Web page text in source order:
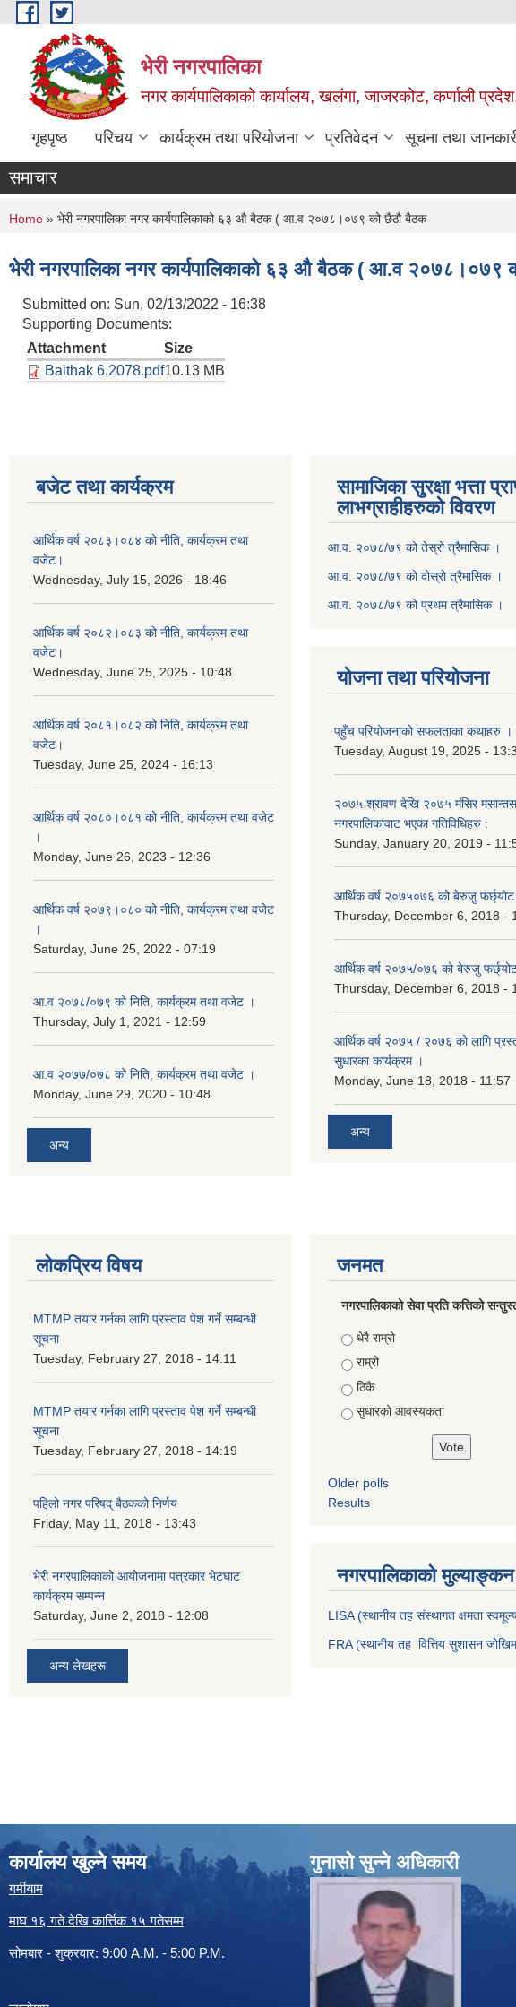
Skip to main content
भेरी नगरपालिका
नगर कार्यपालिकाको कार्यालय, खलंगा, जाजरकोट, कर्णाली
गृहपृष्ठ परिचय कार्यक्रम तथा परियोजना प्रतिवेदन सूचना तथा
समाचार
You are here
Home » भेरी नगरपालिका नगर कार्यपालिकाको ६३ औ बैठक ( आ.व २०७८।०७९ को छैठौ बैठक
भेरी नगरपालिका नगर कार्यपालिकाको ६३ औ बैठक ( आ.व २०७८।०७९
Submitted on: Sun, 02/13/2022 - 16:38
Supporting Documents:
Attachment
Size
Baithak 6,2078.pdf10.13 MB
बजेट तथा कार्यक्रम
आर्थिक वर्ष २०८३।०८४ को नीति, कार्यक्रम तथा
वजेट।
Wednesday, July 15, 2026 - 18:46
आर्थिक वर्ष २०८२।०८३ को नीति, कार्यक्रम तथा
वजेट।
Wednesday, June 25, 2025 - 10:48
आर्थिक वर्ष २०८१।०८२ को निति, कार्यक्रम तथा
वजेट।
Tuesday, June 25, 2024 - 16:13
आर्थिक वर्ष २०८०।०८१ को नीति, कार्यक्रम तथा वजेट
।
Monday, June 26, 2023 - 12:36
आर्थिक वर्ष २०७९।०८० को नीति, कार्यक्रम तथा वजेट
।
Saturday, June 25, 2022 - 07:19
आ.व २०७८/०७९ को निति, कार्यक्रम तथा वजेट ।
Thursday, July 1, 2021 - 12:59
आ.व २०७७/०७८ को निति, कार्यक्रम तथा वजेट ।
Monday, June 29, 2020 - 10:48
अन्य
सामाजिका सुरक्षा भत्ता
लाभग्राहीहरुको विवरण
आ.व. २०७८/७९ को तेस्रो त्रैमासिक ।
आ.व. २०७८/७९ को दोस्रो त्रैमासिक ।
आ.व. २०७८/७९ को प्रथम त्रैमासिक ।
योजना तथा परियोजना
पहुँच परियोजनाको सफलताका कथाहरु ।
Tuesday, August 19, 2025 -
२०७५ श्रावण देखि २०७५ मंसिर
नगरपालिकावाट भएका गतिविधिहरु :
Sunday, January 20, 2019 -
आर्थिक वर्ष २०७५०७६ को बेरुजु फर्छ्योट
Thursday, December 6, 2018 -
आर्थिक वर्ष २०७५/०७६ को बेरुजु फर्छ्योट
Thursday, December 6, 2018 -
आर्थिक वर्ष २०७५ / २०७६ को लागि
सुधारका कार्यक्रम ।
Monday, June 18, 2018 - 11:57
अन्य
लोकप्रिय विषय
MTMP तयार गर्नका लागि प्रस्ताव पेश गर्ने सम्बन्धी
सूचना
Tuesday, February 27, 2018 - 14:11
MTMP तयार गर्नका लागि प्रस्ताव पेश गर्ने सम्बन्धी
सूचना
Tuesday, February 27, 2018 - 14:19
पहिलो नगर परिषद् बैठकको निर्णय
Friday, May 11, 2018 - 13:43
भेरी नगरपालिकाको आयोजनामा पत्रकार भेटघाट
कार्यक्रम सम्पन्न
Saturday, June 2, 2018 - 12:08
अन्य लेखहरू
जनमत
नगरपालिकाको सेवा प्रति कत्तिको
Choices
धेरै राम्रो
राम्रो
ठिकै
सुधारको आवस्यकता
Older polls
Results
नगरपालिकाको मुल्याङ्कन
LISA (स्थानीय तह संस्थागत क्षमता
FRA (स्थानीय तह वित्तिय सुशासन
कार्यालय खुल्ने समय
गर्मीयाम
माघ १६ गते देखि कार्त्तिक १५ गतेसम्म
सोमबार - शुक्रवार: 9:00 A.M. - 5:00 P.M.
गुनासो सुन्ने अधिकारी